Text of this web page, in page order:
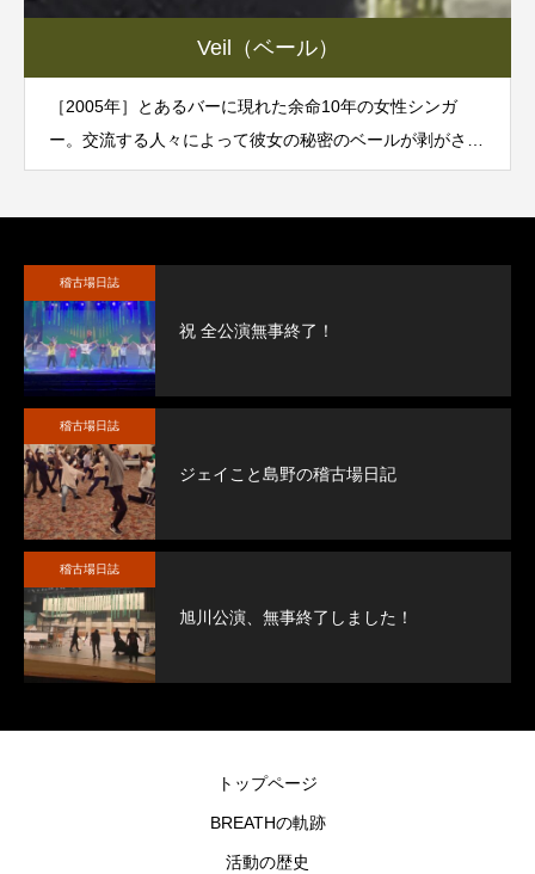
Veil（ベール）
［2005年］とあるバーに現れた余命10年の女性シンガ
ー。交流する人々によって彼女の秘密のベールが剥がされ
ていく。
稽古場日誌
祝 全公演無事終了！
稽古場日誌
ジェイこと島野の稽古場日記
稽古場日誌
旭川公演、無事終了しました！
トップページ
BREATHの軌跡
活動の歴史